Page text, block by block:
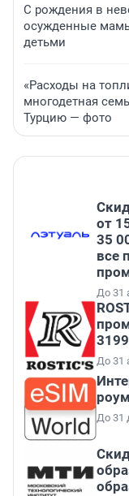
С рождения в
осужденные
детьми
«Расходы на
многодетная
Турцию — фото
от
35
все
До 31
До 31
До 31